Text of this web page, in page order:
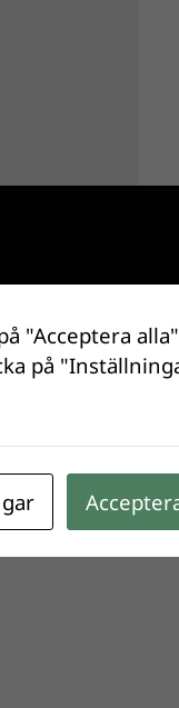
"Acceptera
på